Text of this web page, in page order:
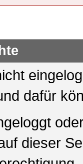
dafür
dieser